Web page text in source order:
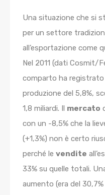
Una situazione che si
per un settore
all’esportazione come
Nel 2011 (dati Cosmit/
comparto ha
produzione del 5,8%,
1,8 miliardi. Il mercato
con un -8,5% che la
(+1,3%) non è certo
perché le vendite
33% su quelle totali.
aumento (era del